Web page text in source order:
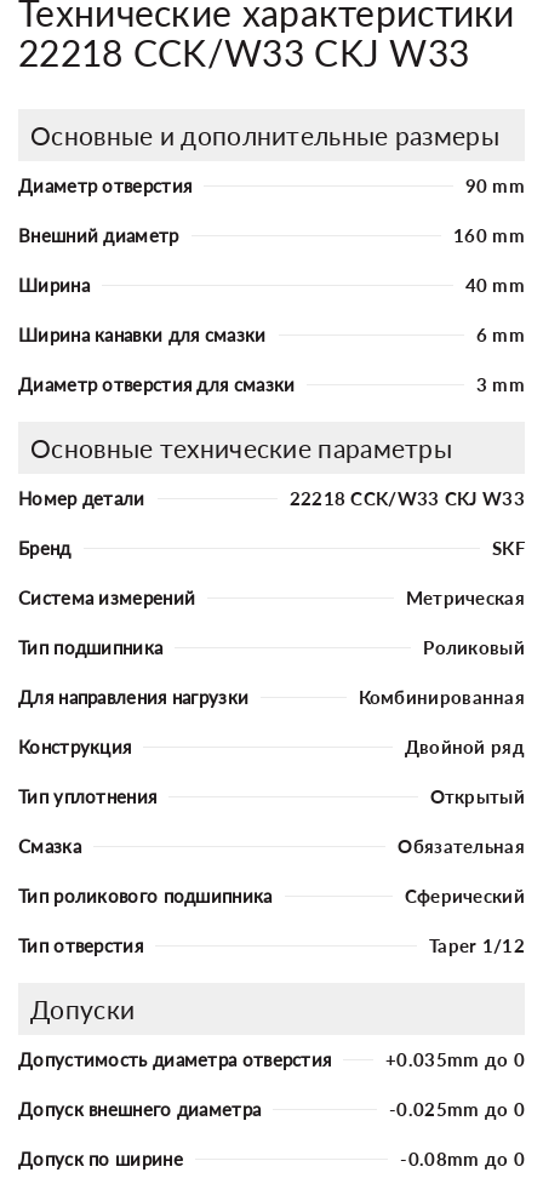
Технические характеристики
22218 CCK/W33 CKJ W33
Основные и дополнительные размеры
Диаметр отверстия 90 mm
Внешний диаметр 160 mm
Ширина 40 mm
Ширина канавки для смазки 6 mm
Диаметр отверстия для смазки 3 mm
Основные технические параметры
Номер детали 22218 CCK/W33 CKJ W33
Бренд SKF
Система измерений Метрическая
Тип подшипника Роликовый
Для направления нагрузки Комбинированная
Конструкция Двойной ряд
Тип уплотнения Открытый
Смазка Обязательная
Тип роликового подшипника Сферический
Тип отверстия Taper 1/12
Допуски
Допустимость диаметра отверстия +0.035mm до 0
Допуск внешнего диаметра -0.025mm до 0
Допуск по ширине -0.08mm до 0